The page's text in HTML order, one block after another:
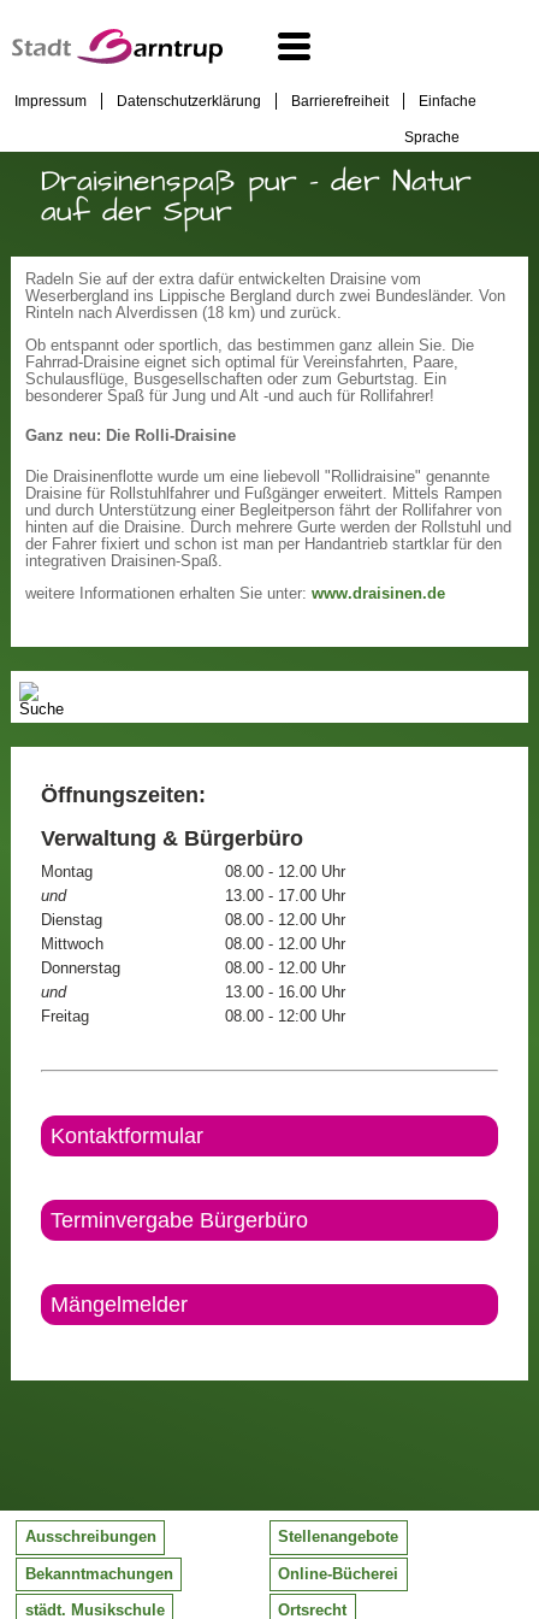
Impressum Datenschutzerklärung Barrierefreiheit Einfache
Sprache
Draisinenspaß pur - der Natur
auf der Spur
Radeln Sie auf der extra dafür entwickelten Draisine vom
Weserbergland ins Lippische Bergland durch zwei Bundesländer. Von
Rinteln nach Alverdissen (18 km) und zurück.
Ob entspannt oder sportlich, das bestimmen ganz allein Sie. Die
Fahrrad-Draisine eignet sich optimal für Vereinsfahrten, Paare,
Schulausflüge, Busgesellschaften oder zum Geburtstag. Ein
besonderer Spaß für Jung und Alt -und auch für Rollifahrer!
Ganz neu: Die Rolli-Draisine
Die Draisinenflotte wurde um eine liebevoll "Rollidraisine" genannte
Draisine für Rollstuhlfahrer und Fußgänger erweitert. Mittels Rampen
und durch Unterstützung einer Begleitperson fährt der Rollifahrer von
hinten auf die Draisine. Durch mehrere Gurte werden der Rollstuhl und
der Fahrer fixiert und schon ist man per Handantrieb startklar für den
integrativen Draisinen-Spaß.
weitere Informationen erhalten Sie unter:www.draisinen.de
Öffnungszeiten:
Verwaltung & Bürgerbüro
Montag
08.00 - 12.00 Uhr
und
13.00 - 17.00 Uhr
Dienstag
08.00 - 12.00 Uhr
Mittwoch
08.00 - 12.00 Uhr
Donnerstag
08.00 - 12.00 Uhr
und
13.00 - 16.00 Uhr
Freitag
08.00 - 12:00 Uhr
Kontaktformular
Terminvergabe Bürgerbüro
Mängelmelder
Ausschreibungen Stellenangebote
Bekanntmachungen Online-Bücherei
städt. Musikschule Ortsrecht